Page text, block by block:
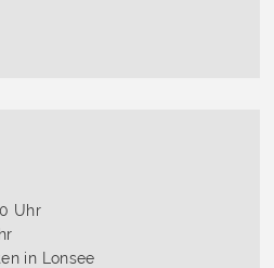
Uhr
in Lonsee